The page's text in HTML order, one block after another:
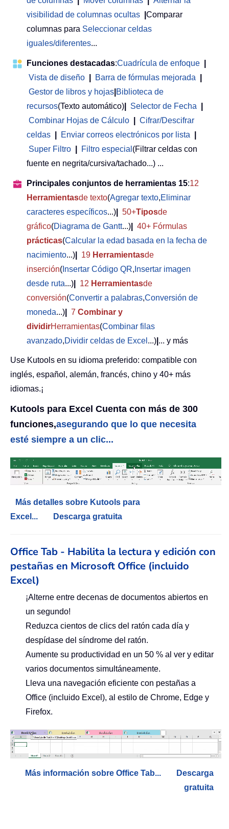
visibilidad de columnas ocultas
Comparar
columnas para Seleccionar celdas
iguales/diferentes...
Funciones destacadas:Cuadrícula de enfoque
Vista de diseño
Barra de fórmulas mejorada
Gestor de libros y hojas Biblioteca de
recursos(Texto automático) Selector de Fecha
Combinar Hojas de Cálculo
Cifrar/Descifrar
celdas
Enviar correos electrónicos por lista
Super Filtro
Filtro especial (Filtrar celdas con
fuente en negrita/cursiva/tachado...) ...
Principales conjuntos de herramientas 15:12
Herramientasde texto(Agregar texto,Eliminar
caracteres específicos...) 50+Tiposde
gráfico(Diagrama de Gantt...)
40+ Fórmulas
prácticas(Calcular la edad basada en la fecha de
nacimiento...) 19 Herramientasde
inserción( Insertar Código QR, Insertar imagen
desde ruta...) 12 Herramientasde
conversión(Convertir a palabras,Conversión de
moneda...) 7 Combinar y
dividirHerramientas(Combinar filas
avanzado,Dividir celdas de Excel ...) ... y más
Use Kutools en su idioma preferido: compatible con
inglés, español, alemán, francés, chino y 40+ más
idiomas.¡
Kutools para Excel Cuenta con más de 300
funciones,asegurando que lo que necesita
esté siempre a un clic...
Más detalles sobre Kutools para
Excel...
Descarga gratuita
Office Tab - Habilita la lectura y edición con
pestañas en Microsoft Office (incluido
Excel)
¡Alterne entre decenas de documentos abiertos en
un segundo!
Reduzca cientos de clics del ratón cada día y
despídase del síndrome del ratón.
Aumente su productividad en un 50 % al ver y editar
varios documentos simultáneamente.
Lleva una navegación eficiente con pestañas a
Office (incluido Excel), al estilo de Chrome, Edge y
Firefox.
Más información sobre Office Tab...
Descarga
gratuita